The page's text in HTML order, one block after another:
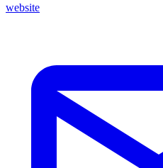
website